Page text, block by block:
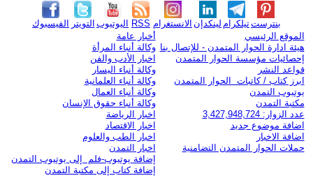
الفيسبوك التويتر اليوتيوب RSS الانستغرام لينكدإن تيلكرامبنترست
الموقع الرئيسي
هيئة ادارة الحوار المتمدن - للإتصال بنا
إحصائيات مؤسسة الحوار المتمدن
قواعد النشر
ابرز كتاب / كاتبات الحوار المتمدن
يوتيوب التمدن
مكتبة التمدن
عدد الزوار: 3,427,948,724
اضافة موضوع جديد
اضافة الاخبار
حملات الحوار المتمدن التضامنية
أخبار عامة
وكالة أنباء المرأة
اخبار الأدب والفن
وكالة أنباء اليسار
وكالة أنباء العلمانية
وكالة أنباء العمال
وكالة أنباء حقوق الإنسان
اخبار الرياضة
اخبار الاقتصاد
اخبار الطب والعلوم
اخبار التمدن
إضافة يوتيوب-فلم إلى يوتيوب التمدن
إضافة كتاب إلى مكتبة التمدن